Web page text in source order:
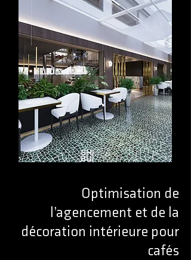
Optimisation de
l’agencement et de la
décoration intérieure pour
cafés